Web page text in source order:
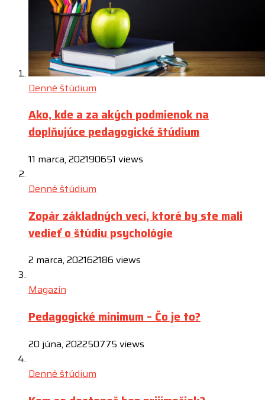
Denné štúdium
Ako, kde a za akých podmienok na
doplňujúce pedagogické štúdium
11 marca, 202190651 views
Denné štúdium
Zopár základných vecí, ktoré by ste mali
vedieť o štúdiu psychológie
2 marca, 202162186 views
Magazín
Pedagogické minimum – Čo je to?
20 júna, 202250775 views
Denné štúdium